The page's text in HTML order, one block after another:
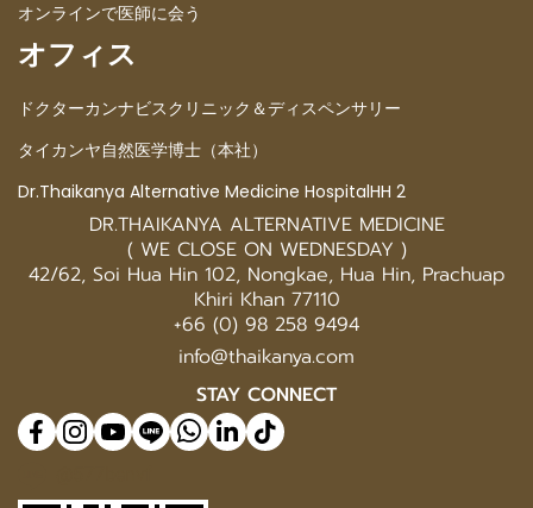
オンラインで医師に会う
オフィス
ドクターカンナビスクリニック＆ディスペンサリー
タイカンヤ自然医学博士（本社）
Dr.Thaikanya Alternative Medicine HospitalHH 2
DR.THAIKANYA ALTERNATIVE MEDICINE
( WE CLOSE ON WEDNESDAY )
42/62, Soi Hua Hin 102, Nongkae, Hua Hin, Prachuap
Khiri Khan 77110
+66 (0) 98 258 9494
info@thaikanya.com
STAY CONNECT